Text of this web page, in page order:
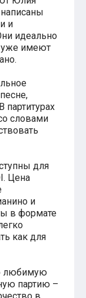
и
идеально
уже имеют
партитурах
словами
для
Цена
и
в формате
как для
любимую
партию –